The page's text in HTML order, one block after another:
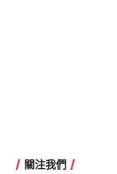
關注我們